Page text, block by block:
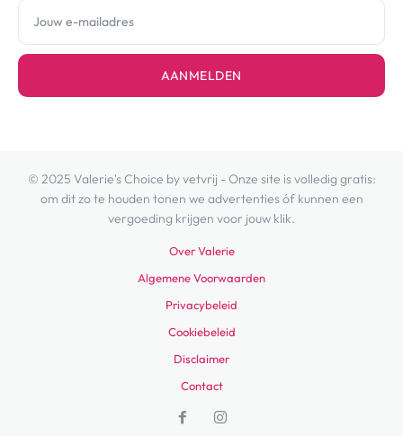
AANMELDEN
© 2025 Valerie's Choice by vetvrij - Onze site is volledig gratis:
om dit zo te houden tonen we advertenties óf kunnen een
vergoeding krijgen voor jouw klik.
Over Valerie
Algemene Voorwaarden
Privacybeleid
Cookiebeleid
Disclaimer
Contact